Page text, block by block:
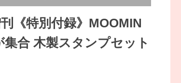
《特別付録》MOOMIN
合 木製スタンプセット